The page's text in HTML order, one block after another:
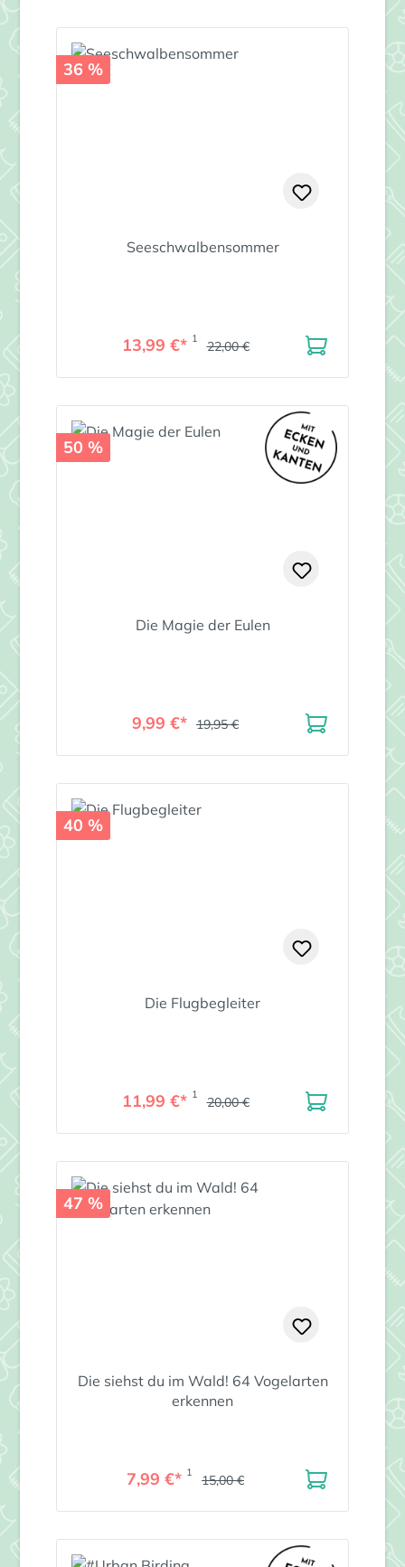
36 %
Seeschwalbensommer
13,99 €* 1 22,00 €
50 %
Die Magie der Eulen
9,99 €* 19,95 €
40 %
Die Flugbegleiter
11,99 €* 1 20,00 €
47 %
Die siehst du im Wald! 64 Vogelarten
erkennen
7,99 €* 1 15,00 €